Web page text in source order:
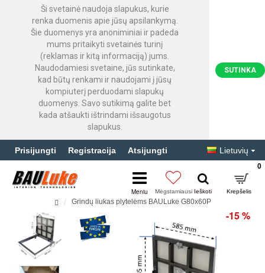
Ši svetainė naudoja slapukus, kurie
renka duomenis apie jūsų apsilankymą.
Šie duomenys yra anoniminiai ir padeda
mums pritaikyti svetainės turinį
(reklamas ir kitą informaciją) jums.
Naudodamiesi svetaine, jūs sutinkate,
kad būtų renkami ir naudojami į jūsų
kompiuterį perduodami slapukų
duomenys. Savo sutikimą galite bet
kada atšaukti ištrindami išsaugotus
slapukus.
SUTINKA
Prisijungti Registracija Atsijungti Lietuvių
0
Grindų liukas plytelėms BAULuke G80x60P
-15 %